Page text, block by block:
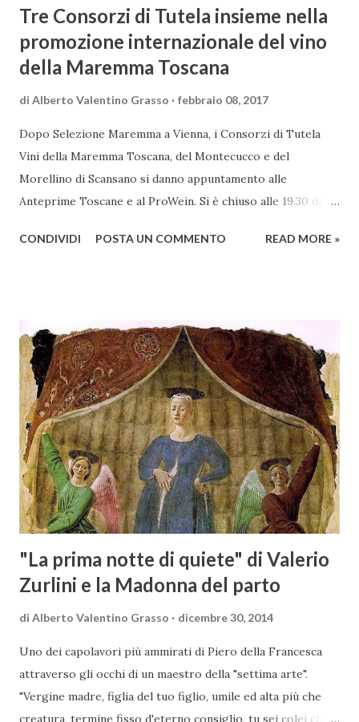
Tre Consorzi di Tutela insieme nella
promozione internazionale del vino
della Maremma Toscana
di Alberto Valentino Grasso febbraio 08, 2017
Dopo Selezione Maremma a Vienna, i Consorzi di Tutela
Vini della Maremma Toscana, del Montecucco e del
Morellino di Scansano si danno appuntamento alle
Anteprime Toscane e al ProWein. Si è chiuso alle 19.30 di
presso l’Hotel Regina di Vienna dalla società Wein & Kultur,
territorio maremmano: Consorzio Tutela Vini della
Maremma Toscana, del Montecucco e del Morellino di
Scansano. Scopo dell’iniziativa è stato quello di promuovere
le eccellenze vitivinicole della regione in Austria, un
mercato dove il potenziale di crescita è ancora molto alto,
assistendo i produttori nella creazione di contatti
commerciali con gli operatori locali. Gli organizzatori
dell’evento, Christian Bauer, austriaco ed esperto di vini e
conoscitore dei mercati di lingua tedes...
CONDIVIDI POSTA UN COMMENTO READ MORE »
"La prima notte di quiete" di Valerio
Zurlini e la Madonna del parto
di Alberto Valentino Grasso dicembre 30, 2014
Uno dei capolavori più ammirati di Piero della Francesca
attraverso gli occhi di un maestro della "settima arte".
"Vergine madre, figlia del tuo figlio, umile ed alta più che
creatura, termine fisso d'eterno consiglio, tu sei colei che